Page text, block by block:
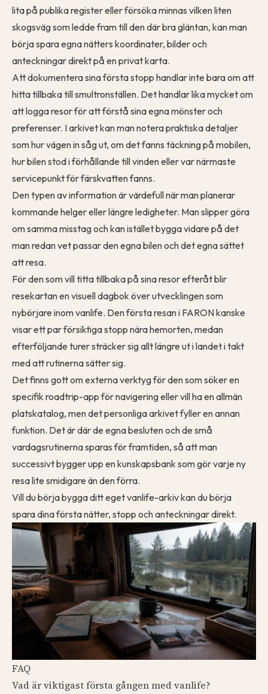
lita på publika register eller försöka minnas vilken liten
skogsväg som ledde fram till den där bra gläntan, kan man
börja spara egna nätters koordinater, bilder och
anteckningar direkt på en privat karta.
Att dokumentera sina första stopp handlar inte bara om att
hitta tillbaka till smultronställen. Det handlar lika mycket om
attlogga resorför att förstå sina egna mönster och
preferenser. I arkivet kan man notera praktiska detaljer
som hur vägen in såg ut, om det fanns täckning på mobilen,
hur bilen stod i förhållande till vinden eller var närmaste
servicepunkt för färskvatten fanns.
Den typen av information är värdefull när man planerar
kommande helger eller längre ledigheter. Man slipper göra
om samma misstag och kan istället bygga vidare på det
man redan vet passar den egna bilen och det egna sättet
att resa.
För den som vill titta tillbaka på sina resor efteråt blir
resekartanen visuell dagbok över utvecklingen som
nybörjare inom vanlife. Denförsta resan i FARONkanske
visar ett par försiktiga stopp nära hemorten, medan
efterföljande turer sträcker sig allt längre ut i landet i takt
med att rutinerna sätter sig.
Det finns gott om externa verktyg för den som söker en
specifik roadtrip-appför navigering eller vill ha en allmän
platskatalog, men det personliga arkivet fyller en annan
funktion. Det är där de egna besluten och de små
vardagsrutinerna sparas för framtiden, så att man
successivt bygger upp en kunskapsbank som gör varje ny
resa lite smidigare än den förra.
Vill du börja bygga ditt eget vanlife-arkiv kan dubörja
sparadina första nätter, stopp och anteckningar direkt.
FAQ
Vad är viktigast första gången med vanlife?